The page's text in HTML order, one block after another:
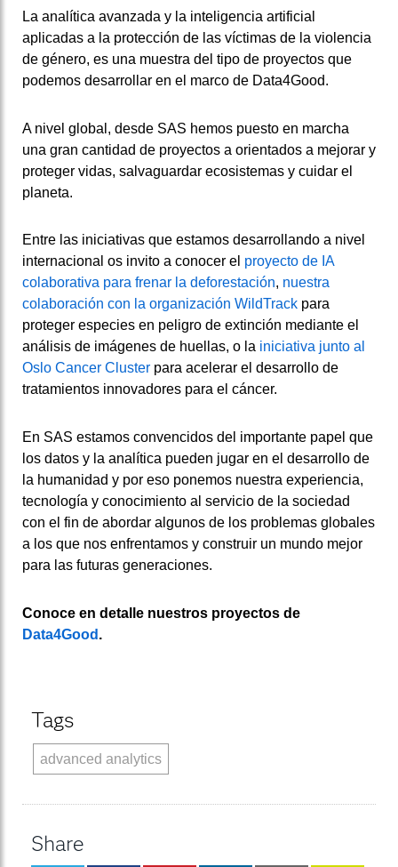
La analítica avanzada y la inteligencia artificial
aplicadas a la protección de las víctimas de la violencia
de género, es una muestra del tipo de proyectos que
podemos desarrollar en el marco de Data4Good.
A nivel global, desde SAS hemos puesto en marcha
una gran cantidad de proyectos a orientados a mejorar y
proteger vidas, salvaguardar ecosistemas y cuidar el
planeta.
Entre las iniciativas que estamos desarrollando a nivel
internacional os invito a conocer el proyecto de IA
colaborativa para frenar la deforestación, nuestra
colaboración con la organización WildTrack para
proteger especies en peligro de extinción mediante el
análisis de imágenes de huellas, o la iniciativa junto al
Oslo Cancer Cluster para acelerar el desarrollo de
tratamientos innovadores para el cáncer.
En SAS estamos convencidos del importante papel que
los datos y la analítica pueden jugar en el desarrollo de
la humanidad y por eso ponemos nuestra experiencia,
tecnología y conocimiento al servicio de la sociedad
con el fin de abordar algunos de los problemas globales
a los que nos enfrentamos y construir un mundo mejor
para las futuras generaciones.
Conoce en detalle nuestros proyectos de
Data4Good .
Tags
advanced analytics
Share